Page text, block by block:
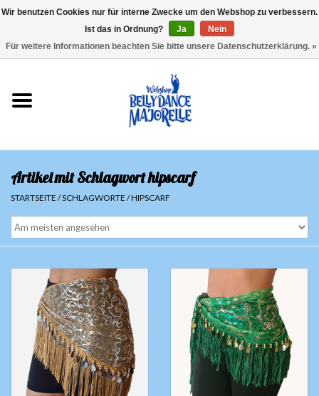
Sale
Sets
Oberteile
Röcke und Hosen
Hüfttücher
Schleier
Bauchtanzkostüme
Zubehör
Artikel mit Schlagwort hipscarf
STARTSEITE /SCHLAGWORTE /HIPSCARF
Wir benutzen Cookies nur für interne Zwecke um den Webshop zu verbessern.
Ist das in Ordnung?
Ja
Nein
Für weitere Informationen beachten Sie bitte unsere Datenschutzerklärung. »